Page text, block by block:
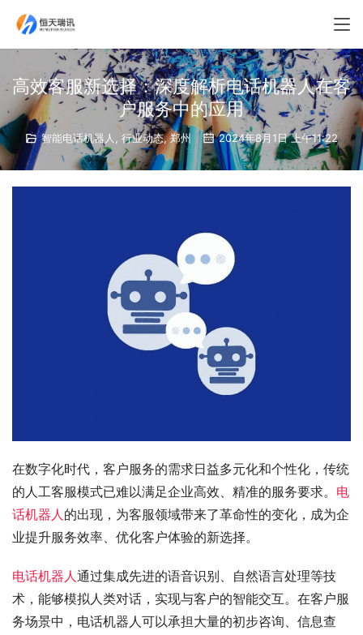
高效客服新选择：深度解析电话机器人在客
户服务中的应用
智能电话机器人 行业动态,郑州 2024年8月1日 上午11:22
在数字化时代，客户服务的需求日益多元化和个性化，传统
的人工客服模式已难以满足企业高效、精准的服务要求。 电
话机器人的出现，为客服领域带来了革命性的变化，成为企
业提升服务效率、优化客户体验的新选择。
电话机器人通过集成先进的语音识别、自然语言处理等技
术，能够模拟人类对话，实现与客户的智能交互。在客户服
务场景中，电话机器人可以承担大量的初步咨询、信息查